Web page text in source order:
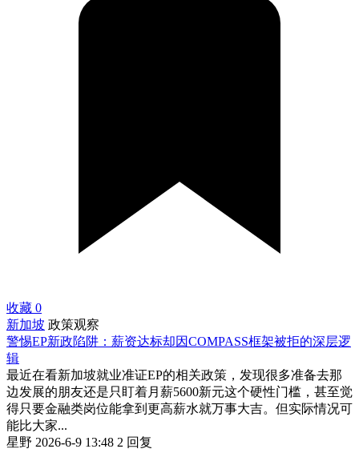
收藏 0
新加坡 政策观察
警惕EP新政陷阱：薪资达标却因COMPASS框架被拒的深层逻
辑
最近在看新加坡就业准证EP的相关政策，发现很多准备去那
边发展的朋友还是只盯着月薪5600新元这个硬性门槛，甚至觉
得只要金融类岗位能拿到更高薪水就万事大吉。但实际情况可
能比大家...
星野 2026-6-9 13:48 2 回复